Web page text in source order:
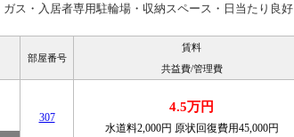
ガス・入居者専用駐輪場・収納スペース・日当たり良好
部屋番号
賃料
共益費/管理費
307
4.5万円
水道料2,000円 原状回復費用45,000円